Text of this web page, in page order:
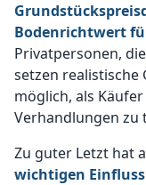
Bodenrichtwert
Privatpersonen,
setzen realistische
möglich, als
Verhandlungen zu
Zu guter Letzt hat
wichtigen